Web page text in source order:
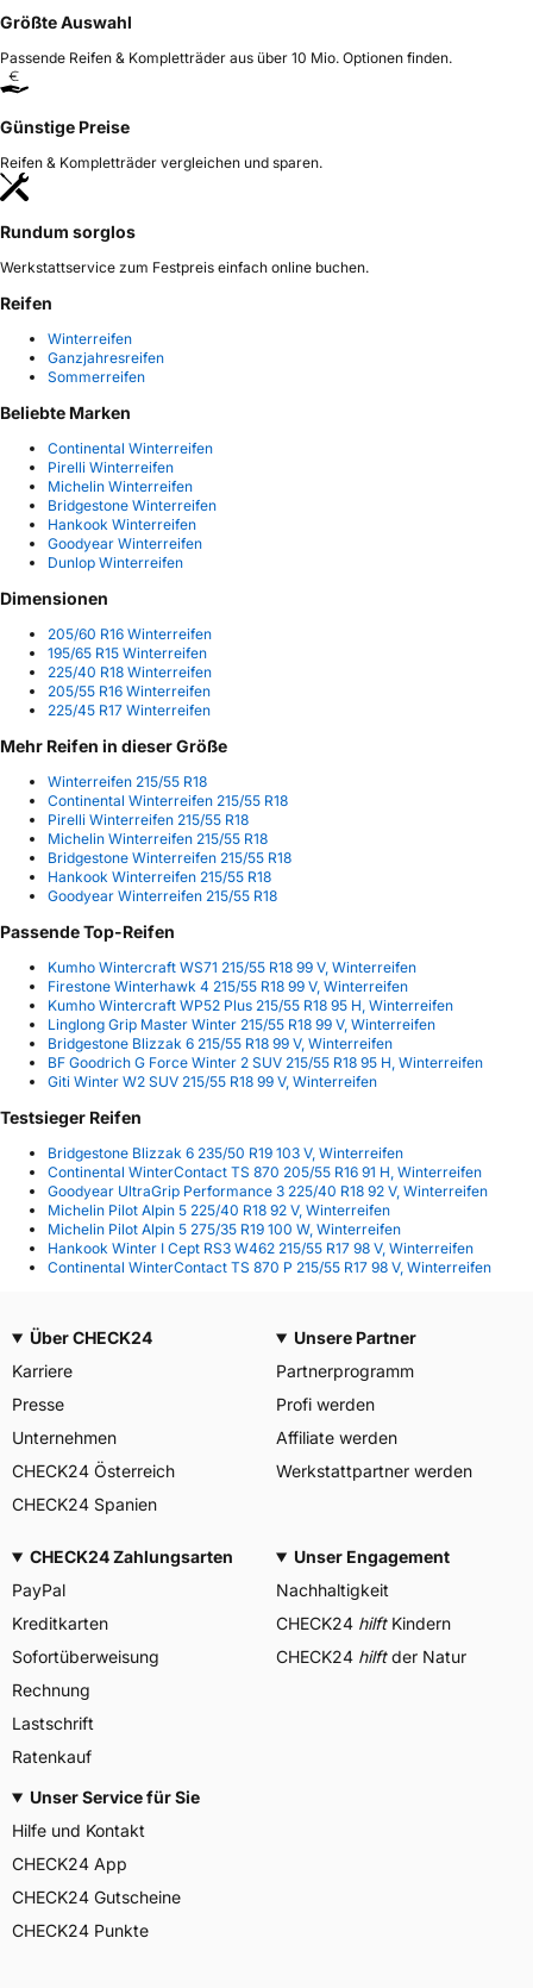
Größte Auswahl
Passende Reifen & Kompletträder aus über 10 Mio. Optionen finden.
Günstige Preise
Reifen & Kompletträder vergleichen und sparen.
Rundum sorglos
Werkstattservice zum Festpreis einfach online buchen.
Reifen
Winterreifen
Ganzjahresreifen
Sommerreifen
Beliebte Marken
Continental Winterreifen
Pirelli Winterreifen
Michelin Winterreifen
Bridgestone Winterreifen
Hankook Winterreifen
Goodyear Winterreifen
Dunlop Winterreifen
Dimensionen
205/60 R16 Winterreifen
195/65 R15 Winterreifen
225/40 R18 Winterreifen
205/55 R16 Winterreifen
225/45 R17 Winterreifen
Mehr Reifen in dieser Größe
Winterreifen 215/55 R18
Continental Winterreifen 215/55 R18
Pirelli Winterreifen 215/55 R18
Michelin Winterreifen 215/55 R18
Bridgestone Winterreifen 215/55 R18
Hankook Winterreifen 215/55 R18
Goodyear Winterreifen 215/55 R18
Passende Top-Reifen
Kumho Wintercraft WS71 215/55 R18 99 V, Winterreifen
Firestone Winterhawk 4 215/55 R18 99 V, Winterreifen
Kumho Wintercraft WP52 Plus 215/55 R18 95 H, Winterreifen
Linglong Grip Master Winter 215/55 R18 99 V, Winterreifen
Bridgestone Blizzak 6 215/55 R18 99 V, Winterreifen
BF Goodrich G Force Winter 2 SUV 215/55 R18 95 H, Winterreifen
Giti Winter W2 SUV 215/55 R18 99 V, Winterreifen
Testsieger Reifen
Bridgestone Blizzak 6 235/50 R19 103 V, Winterreifen
Continental WinterContact TS 870 205/55 R16 91 H, Winterreifen
Goodyear UltraGrip Performance 3 225/40 R18 92 V, Winterreifen
Michelin Pilot Alpin 5 225/40 R18 92 V, Winterreifen
Michelin Pilot Alpin 5 275/35 R19 100 W, Winterreifen
Hankook Winter I Cept RS3 W462 215/55 R17 98 V, Winterreifen
Continental WinterContact TS 870 P 215/55 R17 98 V, Winterreifen
Über CHECK24
Karriere
Presse
Unternehmen
CHECK24 Österreich
CHECK24 Spanien
Unsere Partner
Partnerprogramm
Profi werden
Affiliate werden
Werkstattpartner werden
CHECK24 Zahlungsarten
PayPal
Kreditkarten
Sofortüberweisung
Rechnung
Lastschrift
Ratenkauf
Unser Engagement
Nachhaltigkeit
CHECK24 hilftKindern
CHECK24 hilftder Natur
Unser Service für Sie
Hilfe und Kontakt
CHECK24 App
CHECK24 Gutscheine
CHECK24 Punkte